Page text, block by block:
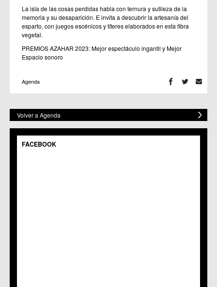
La isla de las cosas perdidas habla con ternura y sutileza de la
memoria y su desaparición. E invita a descubrir la artesanía del
esparto, con juegos escénicos y títeres elaborados en esta fibra
vegetal.
PREMIOS AZAHAR 2023: Mejor espectáculo ingantil y Mejor
Espacio sonoro
Agenda
Volver a Agenda
FACEBOOK